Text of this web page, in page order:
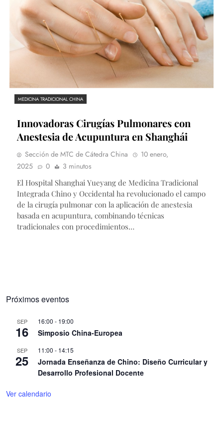
MEDICINA TRADICIONAL CHINA
Innovadoras Cirugías Pulmonares con
Anestesia de Acupuntura en Shanghái
Sección de MTC de Cátedra China
10 enero,
2025
0
3 minutos
El Hospital Shanghai Yueyang de Medicina Tradicional
Integrada Chino y Occidental ha revolucionado el campo
de la cirugía pulmonar con la aplicación de anestesia
basada en acupuntura, combinando técnicas
tradicionales con procedimientos…
Próximos eventos
SEP
16
16:00 - 19:00
Simposio China-Europea
SEP
25
11:00 - 14:15
Jornada Enseñanza de Chino: Diseño Curricular y
Desarrollo Profesional Docente
Ver calendario